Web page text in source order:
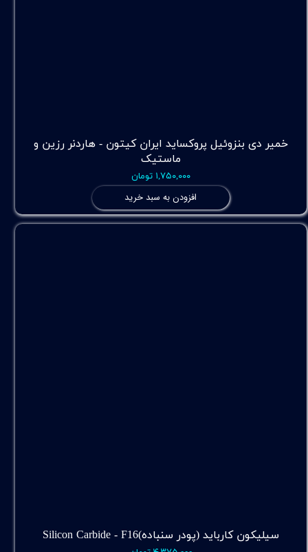
خمیر دی بنزوئیل پروکساید ایران کیتون - هاردنر رزین و
ماستیک
۱,۷۵۰,۰۰۰ تومان
افزودن به سبد خرید
سیلیکون کارباید (پودر سنباده)Silicon Carbide - F16